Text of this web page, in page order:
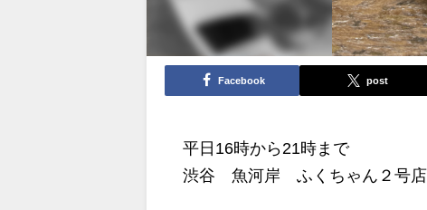
Facebook post
平日16時から21時まで
渋谷 魚河岸 ふくちゃん２号店